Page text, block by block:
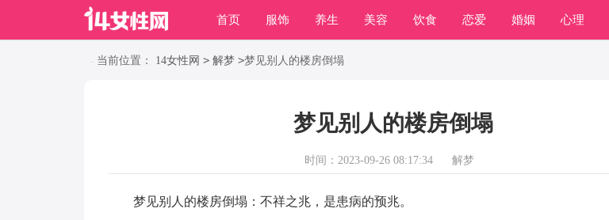
首页 服饰 养生 美容 饮食 恋爱 婚姻 心理
职场 动物 养殖
当前位置： 14女性网 > 解梦 >梦见别人的楼房倒塌
梦见别人的楼房倒塌
时间：2023-09-26 08:17:34 解梦
梦见别人的楼房倒塌：不祥之兆，是患病的预兆。